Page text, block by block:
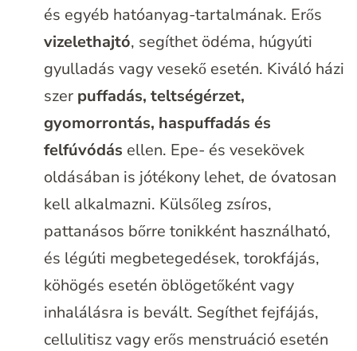
és egyéb hatóanyag-tartalmának. Erős
vizelethajtó, segíthet ödéma, húgyúti
gyulladás vagy vesekő esetén. Kiváló házi
szer puffadás, teltségérzet,
gyomorrontás, haspuffadás és
felfúvódás ellen. Epe- és vesekövek
oldásában is jótékony lehet, de óvatosan
kell alkalmazni. Külsőleg zsíros,
pattanásos bőrre tonikként használható,
és légúti megbetegedések, torokfájás,
köhögés esetén öblögetőként vagy
inhalálásra is bevált. Segíthet fejfájás,
cellulitisz vagy erős menstruáció esetén